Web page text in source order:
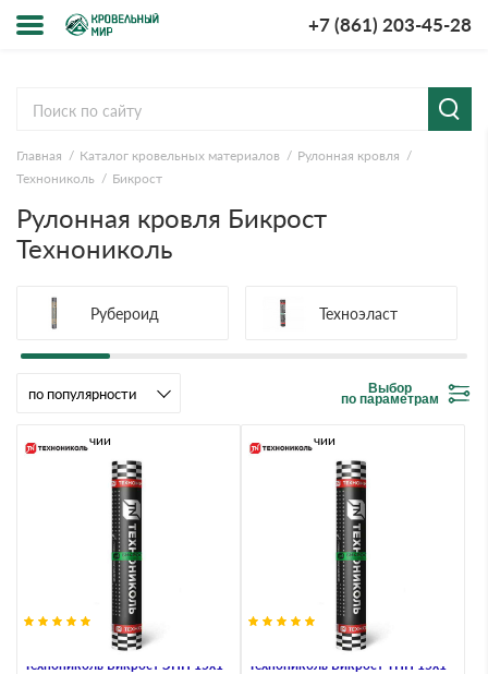
+7 (861) 203-45-28
компании
и оплата
ответы
Главная Каталог кровельных материалов
Рулонная кровля
Технониколь
Бикрост
Рулонная кровля Бикрост
Технониколь
Рубероид Техноэласт
Выбор
по параметрам
Материал кровельный
Технониколь Бикрост ЭПП 15х1
В наличии
Материал кровельный
Технониколь Бикрост ТПП 15х1
В наличии